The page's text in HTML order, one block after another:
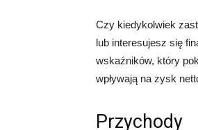
Czy kiedykolwiek
lub interesujesz się
wskaźników, który
wpływają na zysk
Przychody